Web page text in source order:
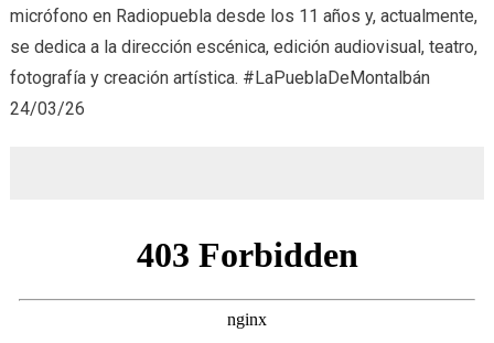
micrófono en Radiopuebla desde los 11 años y, actualmente,
se dedica a la dirección escénica, edición audiovisual, teatro,
fotografía y creación artística. #LaPueblaDeMontalbán
24/03/26